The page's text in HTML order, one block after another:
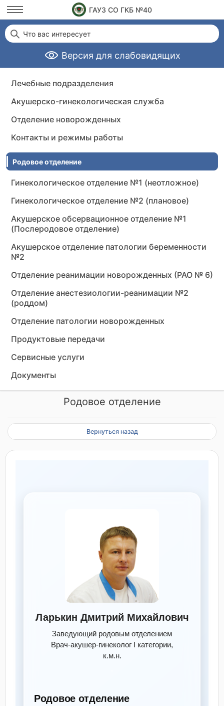
ГАУЗ СО ГКБ №40
Версия для слабовидящих
Что вас интересует
Лечебные подразделения
Акушерско-гинекологическая служба
Отделение новорожденных
Контакты и режимы работы
Родовое отделение
Гинекологическое отделение №1 (неотложное)
Гинекологическое отделение №2 (плановое)
Акушерское обсервационное отделение №1
(Послеродовое отделение)
Акушерское отделение патологии беременности
№2
Отделение реанимации новорожденных (РАО № 6)
Отделение анестезиологии-реанимации №2
(роддом)
Отделение патологии новорожденных
Продуктовые передачи
Сервисные услуги
Документы
Родовое отделение
Вернуться назад
Ларькин Дмитрий Михайлович
Заведующий родовым отделением
Врач‑акушер‑гинеколог I категории,
к.м.н.
Родовое отделение